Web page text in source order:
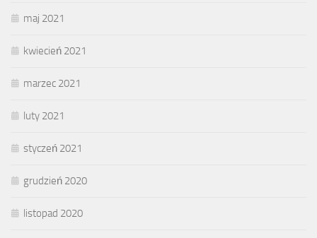
maj 2021
kwiecień 2021
marzec 2021
luty 2021
styczeń 2021
grudzień 2020
listopad 2020